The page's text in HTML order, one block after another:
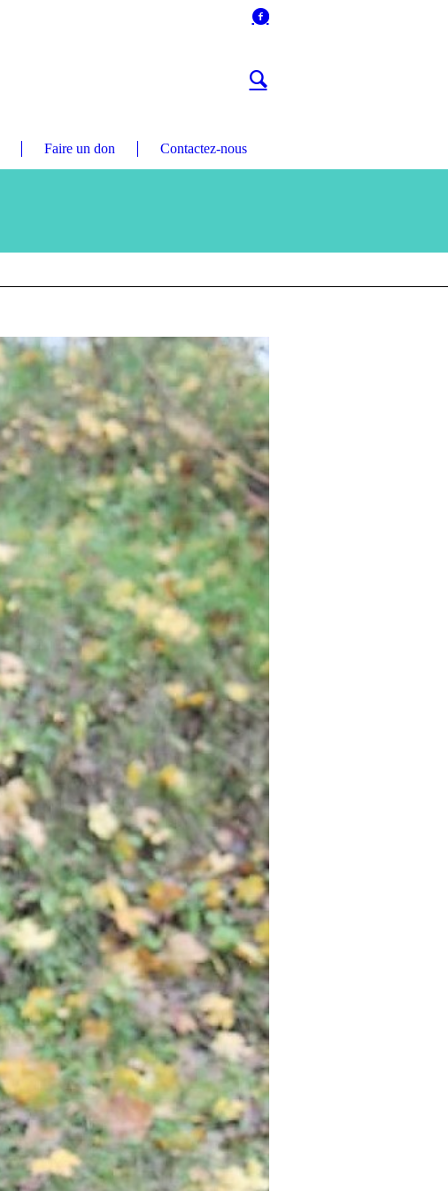
Faire un don Contactez-nous